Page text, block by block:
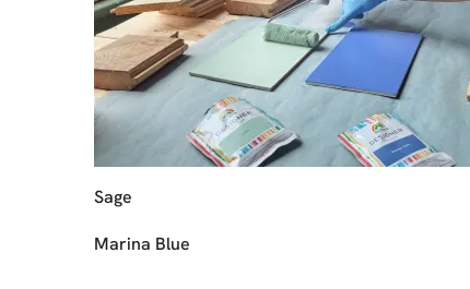
Sage
Marina Blue